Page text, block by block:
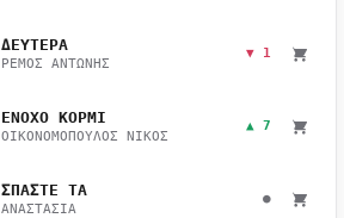
ΔΕΥΤΕΡΑ
ΡΕΜΟΣ ΑΝΤΩΝΗΣ
▼ 1
ΕΝΟΧΟ ΚΟΡΜΙ
ΟΙΚΟΝΟΜΟΠΟΥΛΟΣ ΝΙΚΟΣ
▲ 7
ΣΠΑΣΤΕ ΤΑ
ΑΝΑΣΤΑΣΙΑ
●